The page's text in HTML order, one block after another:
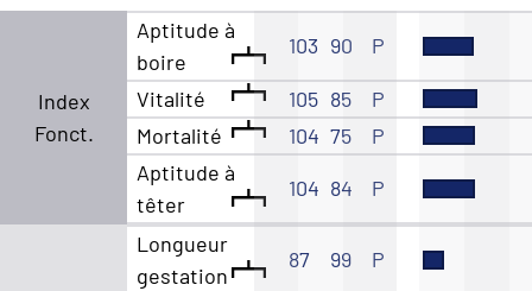
Index
Fonct.
Aptitude à
boire
103 90 P
Vitalité 105 85
P
Mortalité
104 75
P
Aptitude à
têter
104 84 P
Longueur
gestation
87 99 P